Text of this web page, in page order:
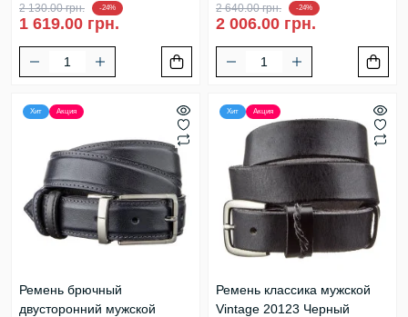
2 130.00 грн. -24%
1 619.00 грн.
2 640.00 грн. -24%
2 006.00 грн.
Хит Акция
Ремень брючный
двусторонний мужской
Хит Акция
Ремень классика мужской
Vintage 20123 Черный